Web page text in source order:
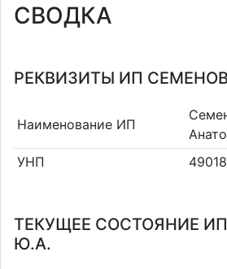
СВОДКА
РЕКВИЗИТЫ ИП
Наименование ИП
УНП
ТЕКУЩЕЕ СОСТОЯНИЕ
Ю.А.